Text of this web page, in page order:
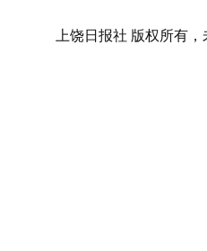
上饶日报社 版权所有